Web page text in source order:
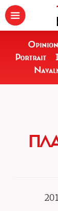
Opinion
Portrait